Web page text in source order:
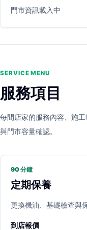
門市資訊載入中
SERVICE MENU
服務項目
每間店家的服務內容、施
與門市容量確認。
90 分鐘
定期保養
更換機油、基礎檢查與
到店報價